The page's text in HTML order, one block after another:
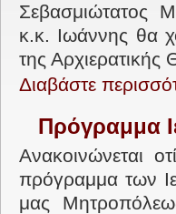
Σεβασμιώτατος
κ.κ. Ιωάννης θα
της Αρχιερατικής
Διαβάστε
Πρόγραμμα
Ανακοινώνεται
πρόγραμμα των
μας